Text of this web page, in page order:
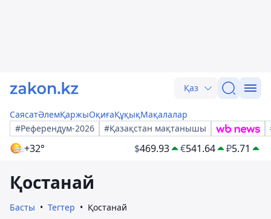
Қаз
СаясатӘлемҚаржыОқиғаҚұқықМақалалар
#Референдум-2026
#Қазақстан мақтанышы
+32° $469.93 €541.64 ₽5.71
Қостанай
Басты Тегтер Қостанай